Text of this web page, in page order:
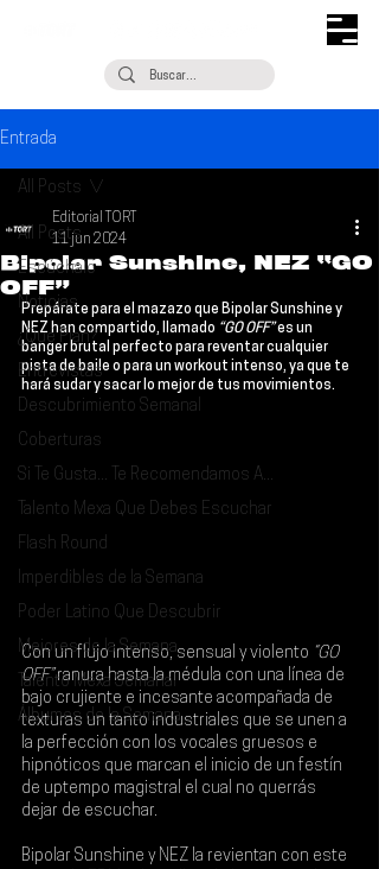
Entrada
All Posts
Escúchalo
Noticias
¿Qué Plan?
Entrevistas
Descubrimiento Semanal
Coberturas
Si Te Gusta... Te Recomendamos A...
Talento Mexa Que Debes Escuchar
Flash Round
Imperdibles de la Semana
Poder Latino Que Descubrir
Mejores de la Semana
Talento Mexa Semanal
Álbumes de la Semana
All Posts
Bipolar Sunshine, NEZ “GO
OFF”
Editorial TORT
11 jun 2024
Prepárate para el mazazo que Bipolar Sunshine y
NEZ han compartido, llamado “GO OFF” es un
banger brutal perfecto para reventar cualquier
pista de baile o para un workout intenso, ya que te
hará sudar y sacar lo mejor de tus movimientos.
Con un flujo intenso, sensual y violento “GO
OFF” ranura hasta la médula con una línea de
bajo crujiente e incesante acompañada de
texturas un tanto industriales que se unen a
la perfección con los vocales gruesos e
hipnóticos que marcan el inicio de un festín
de uptempo magistral el cual no querrás
dejar de escuchar.
Bipolar Sunshine y NEZ la revientan con este